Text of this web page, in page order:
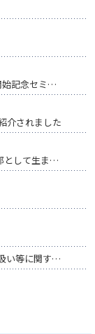
念セミナー
介されました
変わりました
るご留意事項
！（7/15～）